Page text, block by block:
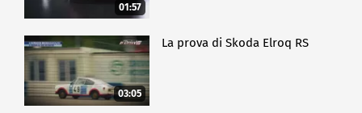
01:57
03:05
La prova di Skoda Elroq RS